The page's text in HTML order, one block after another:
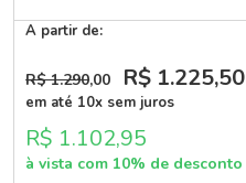
A partir de:
R$ 1.290,00 R$ 1.225,50
em até 10x sem juros
R$ 1.102,95
à vista com 10% de desconto